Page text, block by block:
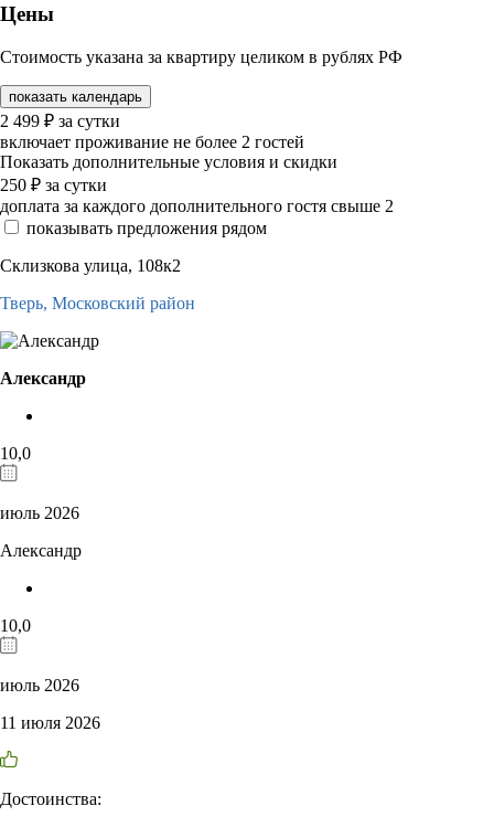
Цены
Стоимость указана за квартиру целиком в рублях РФ
показать календарь
2 499 ₽ за сутки
включает проживание не более 2 гостей
Показать дополнительные условия и скидки
250 ₽ за сутки
доплата за каждого дополнительного гостя свыше 2
показывать предложения рядом
Склизкова улица, 108к2
Тверь, Московский район
Александр
10,0
июль 2026
Александр
10,0
июль 2026
11 июля 2026
Достоинства: